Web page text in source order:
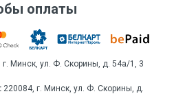
оплаты
Минск, ул. Ф. Скорины, д. 54а/1, 3
220084, г. Минск, ул. Ф. Скорины, д.